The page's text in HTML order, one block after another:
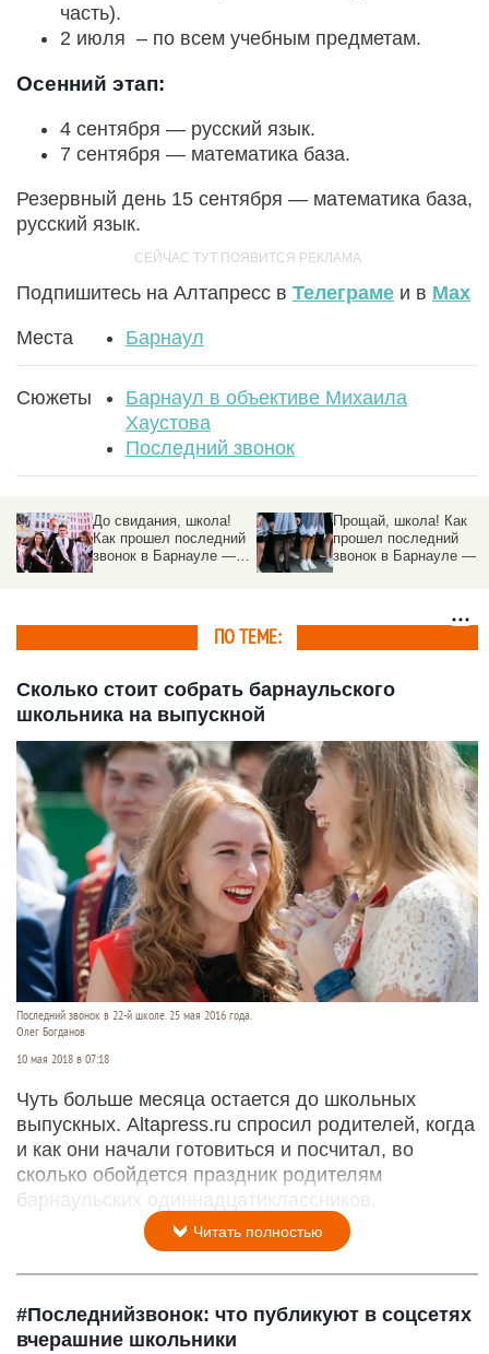
часть).
2 июля – по всем учебным предметам.
Осенний этап:
4 сентября — русский язык.
7 сентября — математика база.
Резервный день 15 сентября — математика база,
русский язык.
Подпишитесь на Алтапресс в Телеграме и в Max
Места Барнаул
Сюжеты
Барнаул в объективе Михаила
Хаустова
Последний звонок
До свидания, школа!
Как прошел последний
звонок в Барнауле —
Прощай, школа! Как
прошел последний
звонок в Барнауле —
ПО ТЕМЕ:
Сколько стоит собрать барнаульского
школьника на выпускной
Последний звонок в 22-й школе. 25 мая 2016 года.
Олег Богданов
10 мая 2018 в 07:18
Чуть больше месяца остается до школьных
выпускных. Altapress.ru спросил родителей, когда
и как они начали готовиться и посчитал, во
сколько обойдется праздник родителям
барнаульских одиннадцатиклассников.
Читать полностью
#Последнийзвонок: что публикуют в соцсетях
вчерашние школьники